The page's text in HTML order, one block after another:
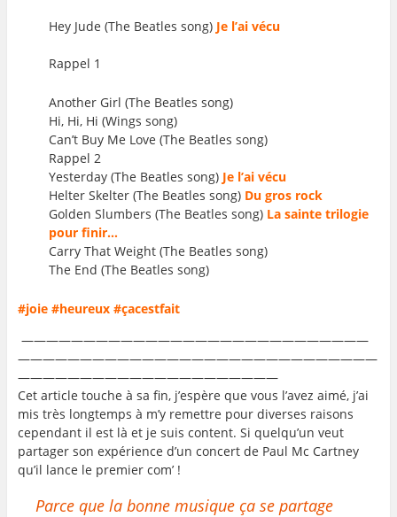
Hey Jude (The Beatles song) Je l’ai vécu
Rappel 1
Another Girl (The Beatles song)
Hi, Hi, Hi (Wings song)
Can’t Buy Me Love (The Beatles song)
Rappel 2
Yesterday (The Beatles song) Je l’ai vécu
Helter Skelter (The Beatles song) Du gros rock
Golden Slumbers (The Beatles song) La sainte trilogie
pour finir…
Carry That Weight (The Beatles song)
The End (The Beatles song)
#joie #heureux #çacestfait
————————————————————————————
—————————————————————————————
—————————————————————
Cet article touche à sa fin, j’espère que vous l’avez aimé, j’ai
mis très longtemps à m’y remettre pour diverses raisons
cependant il est là et je suis content. Si quelqu’un veut
partager son expérience d’un concert de Paul Mc Cartney
qu’il lance le premier com’ !
Parce que la bonne musique ça se partage